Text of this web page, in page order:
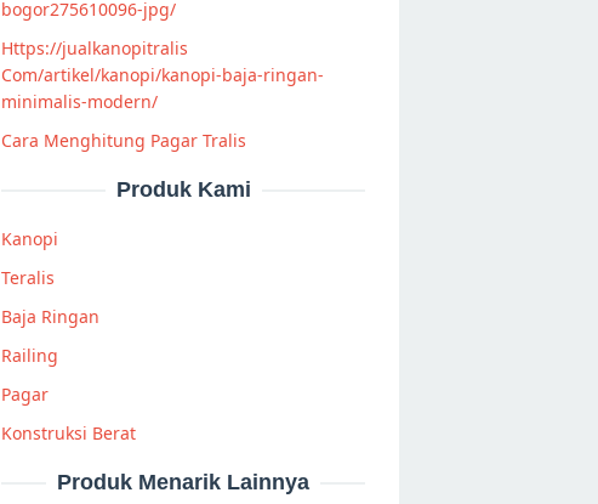
bogor275610096-jpg/
Https://jualkanopitralis
Com/artikel/kanopi/kanopi-baja-ringan-
minimalis-modern/
Cara Menghitung Pagar Tralis
Produk Kami
Kanopi
Teralis
Baja Ringan
Railing
Pagar
Konstruksi Berat
Produk Menarik Lainnya